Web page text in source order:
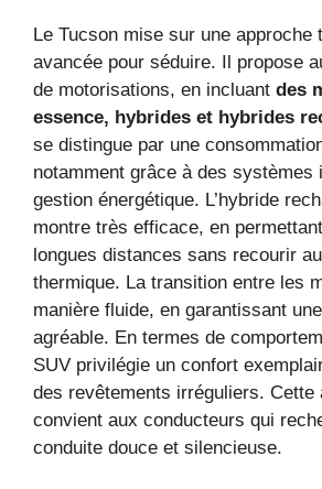
Le Tucson mise sur une approche
avancée pour séduire. Il propose
de motorisations, en incluant des
essence, hybrides et hybrides
se distingue par une
notamment grâce à des systèmes
gestion énergétique. L’hybride
montre très efficace, en
longues distances sans recourir
thermique. La transition entre les
manière fluide, en garantissant
agréable. En termes de
SUV privilégie un confort
des revêtements irréguliers. Cette
convient aux conducteurs qui
conduite douce et silencieuse.